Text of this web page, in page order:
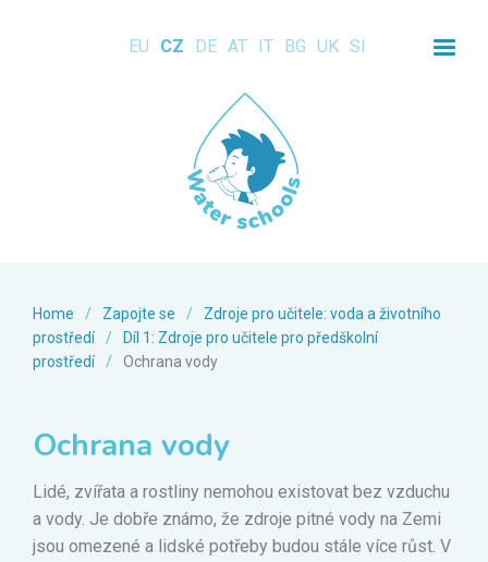
EU CZ DE AT IT BG UK SI
Home / Zapojte se /
Zdroje pro učitele: voda a životního
prostředí
/
Díl 1: Zdroje pro učitele pro předškolní
prostředí
/ Ochrana vody
Ochrana vody
Lidé, zvířata a rostliny nemohou existovat bez vzduchu
a vody. Je dobře známo, že zdroje pitné vody na Zemi
jsou omezené a lidské potřeby budou stále více růst. V